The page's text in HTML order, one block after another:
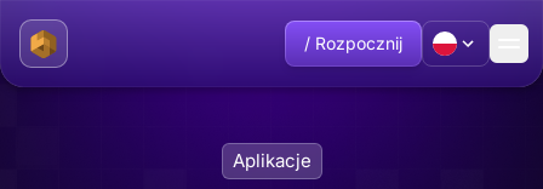
/ Rozpocznij
Aplikacje